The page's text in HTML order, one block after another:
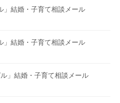
」結婚・子育て相談メール
」結婚・子育て相談メール
」結婚・子育て相談メール